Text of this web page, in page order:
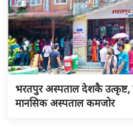
भरतपुर अस्पताल देशकै उत्कृष्ट,
मानसिक अस्पताल कमजोर